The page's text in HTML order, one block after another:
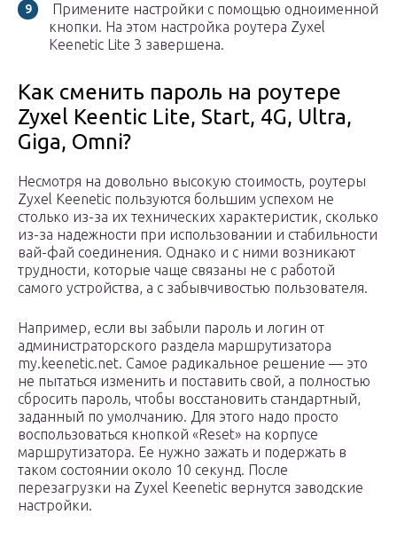
Примените настройки с помощью одноименной
кнопки. На этом настройка роутера Zyxel
Keenetic Lite 3 завершена.
Как сменить пароль на роутере
Zyxel Keentic Lite, Start, 4G, Ultra,
Giga, Omni?
Несмотря на довольно высокую стоимость, роутеры
Zyxel Keenetic пользуются большим успехом не
столько из-за их технических характеристик, сколько
из-за надежности при использовании и стабильности
вай-фай соединения. Однако и с ними возникают
трудности, которые чаще связаны не с работой
самого устройства, а с забывчивостью пользователя.
Например, если вы забыли пароль и логин от
администраторского раздела маршрутизатора
my.keenetic.net. Самое радикальное решение — это
не пытаться изменить и поставить свой, а полностью
сбросить пароль, чтобы восстановить стандартный,
заданный по умолчанию. Для этого надо просто
воспользоваться кнопкой «Reset» на корпусе
маршрутизатора. Ее нужно зажать и подержать в
таком состоянии около 10 секунд. После
перезагрузки на Zyxel Keenetic вернутся заводские
настройки.